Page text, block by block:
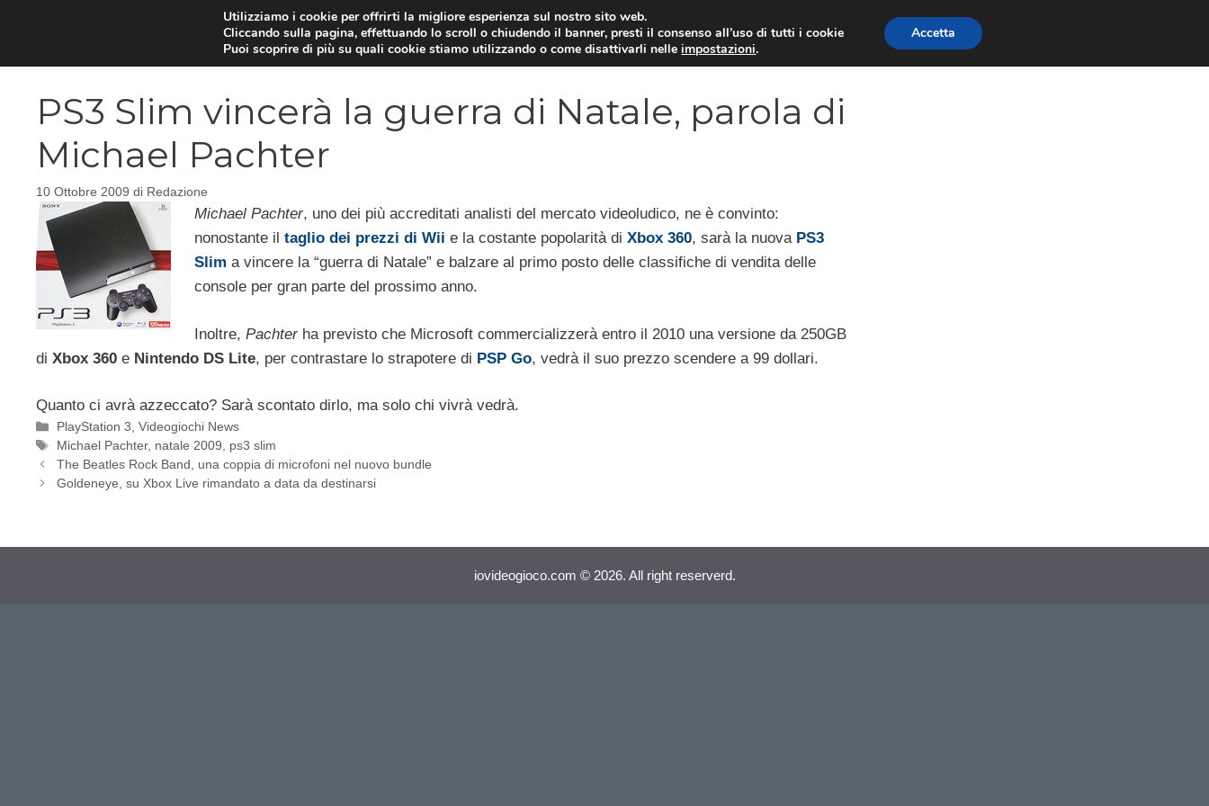
VIDEOGIOCHI NEWS RECENSIONI TRAILER GIOCHI
PS3 Slim vincerà la guerra di Natale, parola di
Michael Pachter
10 Ottobre 2009 di Redazione
Michael Pachter, uno dei più accreditati analisti del mercato videoludico, ne è convinto:
nonostante il taglio dei prezzi di Wii e la costante popolarità di Xbox 360, sarà la nuova PS3
Slim a vincere la “guerra di Natale” e balzare al primo posto delle classifiche di vendita delle
console per gran parte del prossimo anno.
Inoltre, Pachter ha previsto che Microsoft commercializzerà entro il 2010 una versione da 250GB
di Xbox 360 e Nintendo DS Lite, per contrastare lo strapotere di PSP Go, vedrà il suo prezzo scendere a 99 dollari.
Quanto ci avrà azzeccato? Sarà scontato dirlo, ma solo chi vivrà vedrà.
Categorie
PlayStation 3,Videogiochi News
Tag
Michael Pachter, natale 2009, ps3 slim
The Beatles Rock Band, una coppia di microfoni nel nuovo bundle
Goldeneye, su Xbox Live rimandato a data da destinarsi
iovideogioco.com © 2026. All right reserverd.
Utilizziamo i cookie per offrirti la migliore esperienza sul nostro sito web.
Cliccando sulla pagina, effettuando lo scroll o chiudendo il banner, presti il consenso all’uso di tutti i cookie
Puoi scoprire di più su quali cookie stiamo utilizzando o come disattivarli nelleimpostazioni.
Accetta